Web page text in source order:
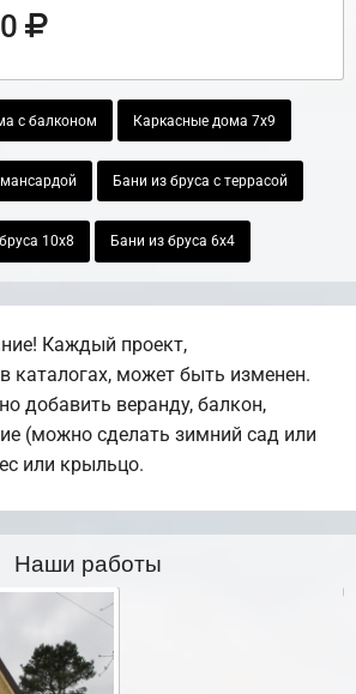
с балконом Каркасные дома 7х9
Бани из бруса с террасой
10х8 Бани из бруса 6х4
Каждый проект,
каталогах, может быть изменен.
добавить веранду, балкон,
(можно сделать зимний сад или
или крыльцо.
Наши работы